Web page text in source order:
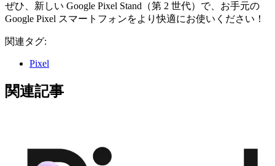
ぜひ、新しい Google Pixel Stand（第 2 世代）で、お手元の
Google Pixel スマートフォンをより快適にお使いください！
関連タグ:
Pixel
関連記事